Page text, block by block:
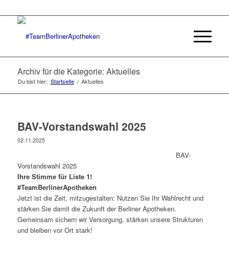
Archiv für die Kategorie: Aktuelles
Du bist hier: Startseite / Aktuelles
BAV-Vorstandswahl 2025
02.11.2025
BAV-
Vorstandswahl 2025
Ihre Stimme für Liste 1!
#TeamBerlinerApotheken
Jetzt ist die Zeit, mitzugestalten: Nutzen Sie Ihr Wahlrecht und
stärken Sie damit die Zukunft der Berliner Apotheken.
Gemeinsam sichern wir Versorgung, stärken unsere Strukturen
und bleiben vor Ort stark!